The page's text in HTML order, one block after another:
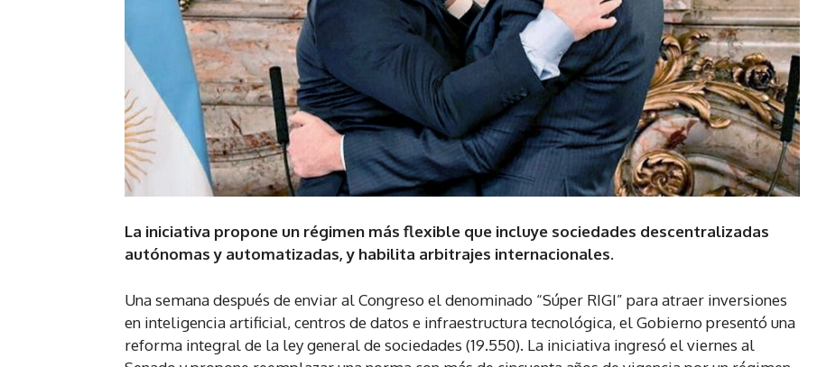
La iniciativa propone un régimen más flexible que incluye sociedades descentralizadas
autónomas y automatizadas, y habilita arbitrajes internacionales.
Una semana después de enviar al Congreso el denominado “Súper RIGI” para atraer inversiones
en inteligencia artificial, centros de datos e infraestructura tecnológica, el Gobierno presentó una
reforma integral de la ley general de sociedades (19.550). La iniciativa ingresó el viernes al